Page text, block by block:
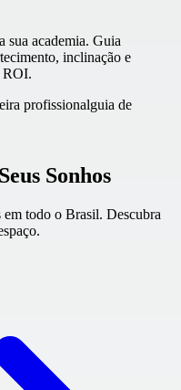
sua academia. Guia
inclinação e
ROI.
profissionalguia de
Sonhos
em todo o Brasil. Descubra